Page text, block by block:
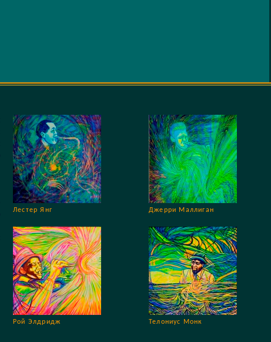
Лестер Янг Джерри Маллиган
Рой Элдридж Телониус Монк